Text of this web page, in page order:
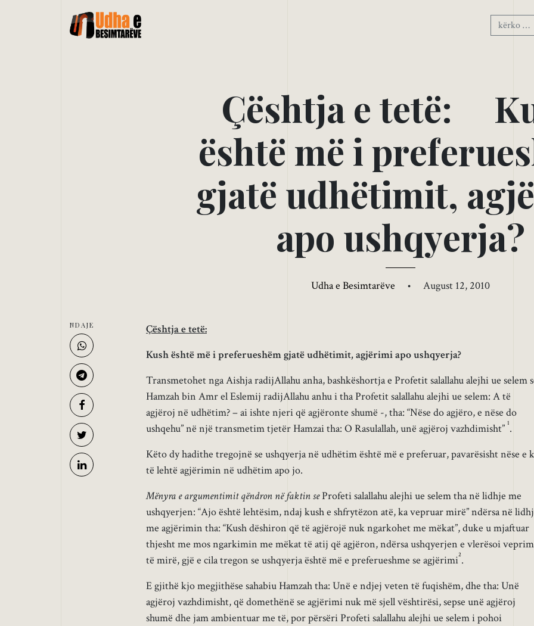
Çështja e tetë: K
është më i preferues
gjatë udhëtimit, agjë
apo ushqyerja?
Udha e Besimtarëve • August 12, 2010
Çështja e tetë:
Kush është më i preferueshëm gjatë udhëtimit, agjërimi apo ushqyerja?
Transmetohet nga Aishja radijAllahu anha, bashkëshortja e Profetit salallahu alejhi ue selem
Hamzah bin Amr el Eslemij radijAllahu anhu i tha Profetit salallahu alejhi ue selem: A të
agjëroj në udhëtim? – ai ishte njeri që agjëronte shumë -, tha: “Nëse do agjëro, e nëse do
ushqehu” në një transmetim tjetër Hamzai tha: O Rasulallah, unë agjëroj vazhdimisht” 1.
Këto dy hadithe tregojnë se ushqyerja në udhëtim është më e preferuar, pavarësisht nëse e
të lehtë agjërimin në udhëtim apo jo.
Mënyra e argumentimit qëndron në faktin seProfeti salallahu alejhi ue selem tha në lidhje me
ushqyerjen: “Ajo është lehtësim, ndaj kush e shfrytëzon atë, ka vepruar mirë” ndërsa në
me agjërimin tha: “Kush dëshiron që të agjërojë nuk ngarkohet me mëkat”, duke u mjaftuar
thjesht me mos ngarkimin me mëkat të atij që agjëron, ndërsa ushqyerjen e vlerësoi veprim
të mirë, gjë e cila tregon se ushqyerja është më e preferueshme se agjërimi2.
E gjithë kjo megjithëse sahabiu Hamzah tha: Unë e ndjej veten të fuqishëm, dhe tha: Unë
agjëroj vazhdimisht, që domethënë se agjërimi nuk më sjell vështirësi, sepse unë agjëroj
shumë dhe jam ambientuar me të, por përsëri Profeti salallahu alejhi ue selem i pohoi
NDAJE